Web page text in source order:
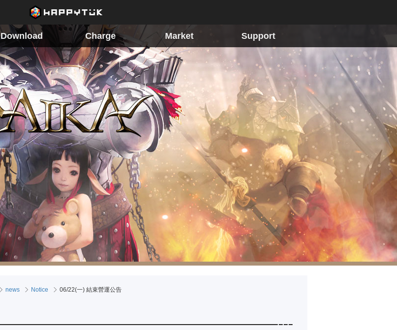
Download Charge Market Support
news Notice 06/22(一) 結束營運公告